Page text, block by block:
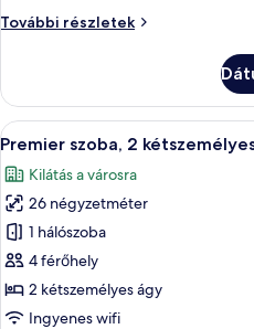
(extra
(Times
Square)
További részletek
Premier
(extra
méretű)
franciaágy
Square)
további
részletei
A
következő
szoba
összes
képének
megtekintése:
Premier
szoba,
9
Premier szoba, 2
Kilátás a városra
26 négyzetméter
1 hálószoba
4 férőhely
2 kétszemélyes ágy
Ingyenes wifi